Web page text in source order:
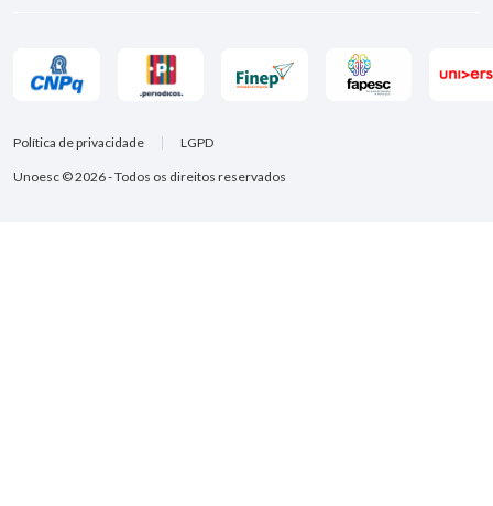
Unoesc © 2026 - Todos os direitos reservados
Política de privacidade LGPD